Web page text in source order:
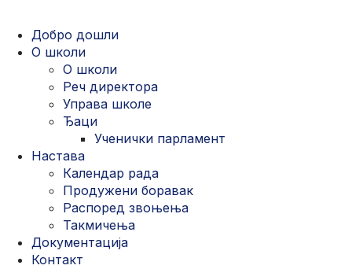
Добро дошли
О школи
О школи
Реч директора
Управа школе
Ђаци
Ученички парламент
Настава
Календар рада
Продужени боравак
Распоред звоњења
Такмичења
Документација
Контакт